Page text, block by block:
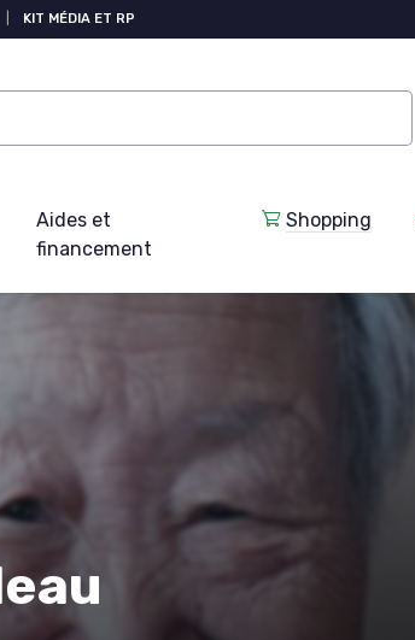
KIT MÉDIA ET RP
Aides et
financement
Shopping